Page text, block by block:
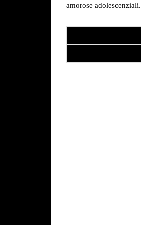
amorose adolescenziali.